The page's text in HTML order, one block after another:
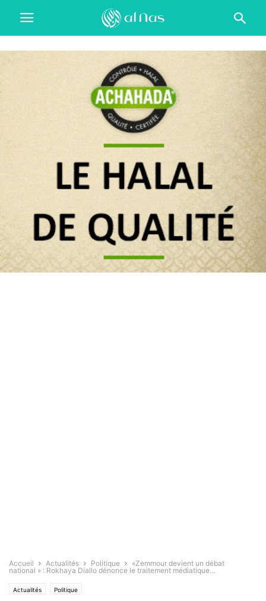
Accueil Actualités Politique
«Zemmour devient un débat
national » : Rokhaya Diallo dénonce le traitement médiatique...
Actualités Politique